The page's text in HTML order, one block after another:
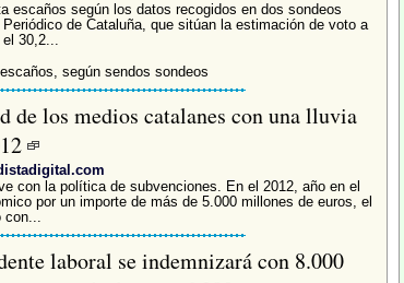
escaños según los datos recogidos en dos sondeos
de Cataluña, que sitúan la estimación de voto a
30,2...
según sendos sondeos
de los medios catalanes con una lluvia
con la política de subvenciones. En el 2012, año en el
por un importe de más de 5.000 millones de euros, el
laboral se indemnizará con 8.000